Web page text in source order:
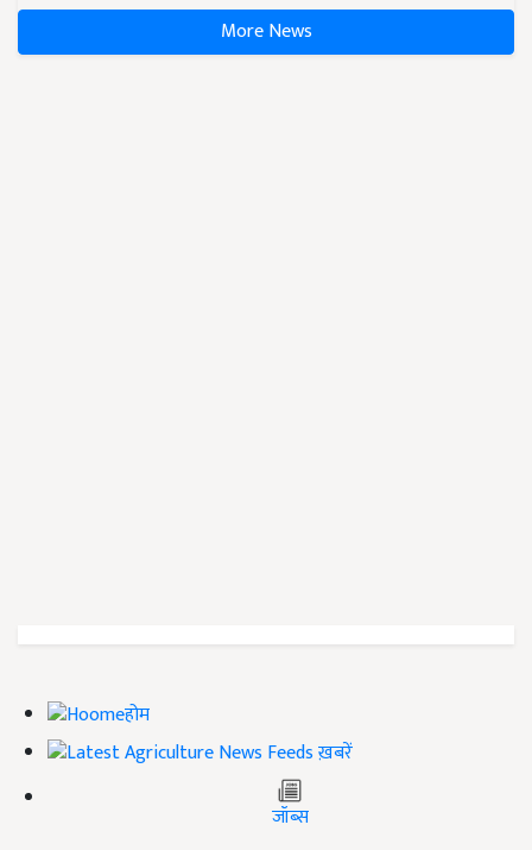
More News
होम
ख़बरें
जॉब्स